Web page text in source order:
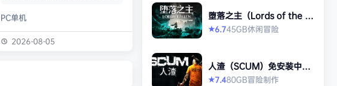
类百科，适合1-5名玩家游玩。 玩家
交流QQ群：904265419 《展翅翱
PC单机
2026-08-05
堕落之主（Lords of the F
allen）免安装中文版
★6.745GB休闲冒险
人渣（SCUM）免安装中文
版
★7.480GB冒险制作